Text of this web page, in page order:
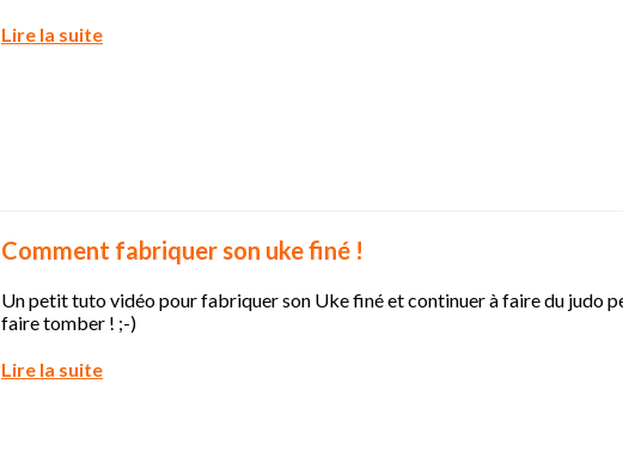
Lire la suite
Comment fabriquer son uke finé !
Un petit tuto vidéo pour fabriquer son Uke finé et continuer à faire du judo
faire tomber ! ;-)
Lire la suite